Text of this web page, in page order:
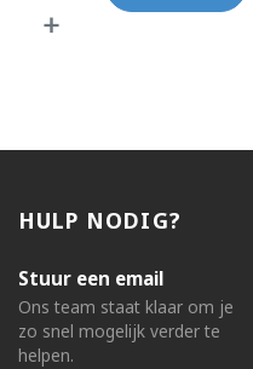
HULP NODIG?
Stuur een email
Ons team staat klaar om je
zo snel mogelijk verder te
helpen.